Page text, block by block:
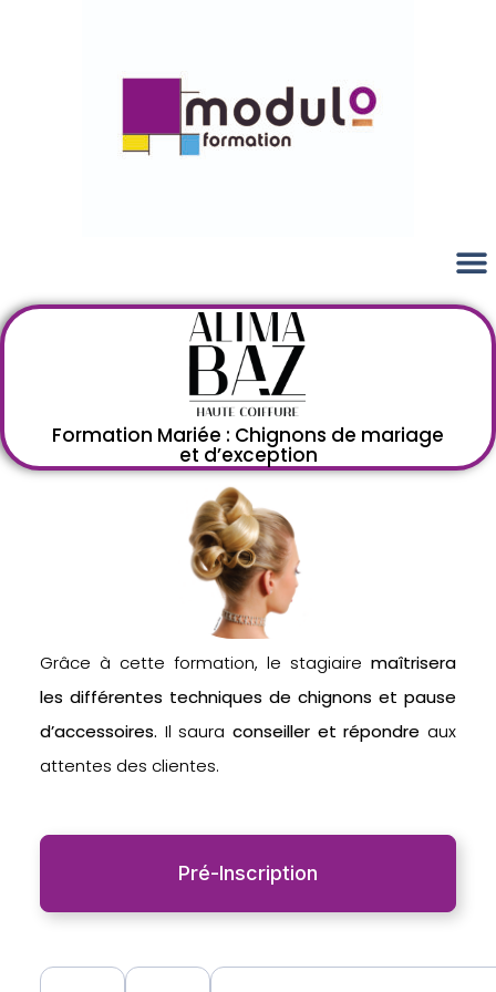
Formation Mariée : Chignons de mariage
et d’exception
Grâce à cette formation, le stagiairemaîtrisera
les différentes techniques de chignons et pause
d’accessoires. Il saura conseiller et répondre aux
attentes des clientes.
Pré-Inscription